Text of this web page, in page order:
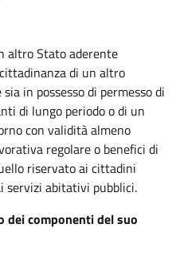
altro Stato aderente
di un altro
in possesso di permesso di
di lungo periodo o di un
con validità almeno
regolare o benefici di
riservato ai cittadini
servizi abitativi pubblici.
dei componenti del suo